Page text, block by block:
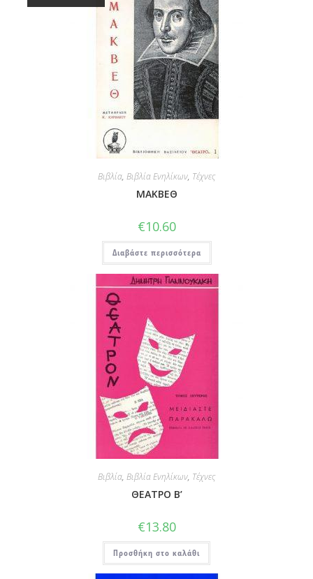
Βιβλία, Βιβλία Ενηλίκων, Τέχνες
ΜΑΚΒΕΘ
€10.60
Διαβάστε περισσότερα
Βιβλία, Βιβλία Ενηλίκων, Τέχνες
ΘΕΑΤΡΟ Β’
€13.80
Προσθήκη στο καλάθι